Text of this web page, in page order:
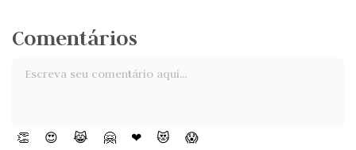
Comentários
👏 😍 😹 🤗 ❤ 😻 😱